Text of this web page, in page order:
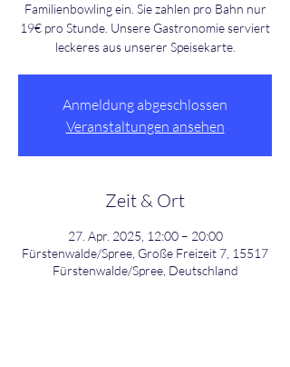
Familienbowling ein. Sie zahlen pro Bahn nur
19€ pro Stunde. Unsere Gastronomie serviert
leckeres aus unserer Speisekarte.
Anmeldung abgeschlossen
Veranstaltungen ansehen
Zeit & Ort
27. Apr. 2025, 12:00 – 20:00
Fürstenwalde/Spree, Große Freizeit 7, 15517
Fürstenwalde/Spree, Deutschland